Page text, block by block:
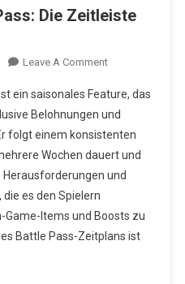
Die Zeitleiste
Leave A CommentOn
Arena
Battle
Pass:
Die
Zeitleiste
ein saisonales Feature, das
Belohnungen und
folgt einem konsistenten
Wochen dauert und
und
es den Spielern
Game-Items und Boosts zu
Battle Pass-Zeitplans ist